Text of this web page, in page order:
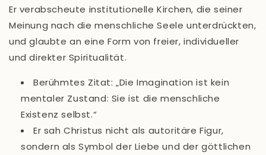
Er verabscheute institutionelle Kirchen, die seiner
Meinung nach die menschliche Seele unterdrückten,
und glaubte an eine Form von freier, individueller
und direkter Spiritualität.
Berühmtes Zitat:„Die Imagination ist kein
mentaler Zustand: Sie ist die menschliche
Existenz selbst.“
Er sah Christus nicht als autoritäre Figur,
sondern als Symbol der Liebe und der göttlichen